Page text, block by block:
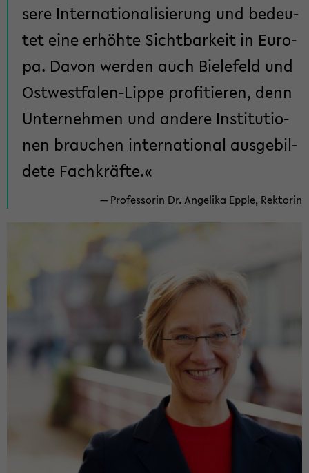
se­re In­ter­na­tio­na­li­sie­rung und be­deu­
tet eine er­höh­te Sicht­bar­keit in Eu­ro­
pa. Davon wer­den auch Bie­le­feld und
Ostwestfalen-​Lippe pro­fi­tie­ren, denn
Un­ter­neh­men und an­de­re In­sti­tu­tio­
nen brau­chen in­ter­na­tio­nal aus­ge­bil­
de­te Fach­kräf­te.
Pro­fes­so­rin Dr. An­ge­li­ka Epple, Rek­to­rin